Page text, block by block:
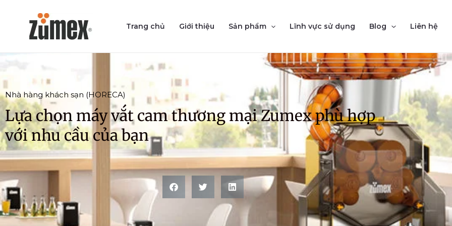
content
Trang chủ Giới thiệu Sản phẩm Lĩnh vực sử dụng Blog Liên hệ
Nhà hàng khách sạn (HORECA)
Lựa chọn máy vắt cam thương mại Zumex phù hợp
với nhu cầu của bạn